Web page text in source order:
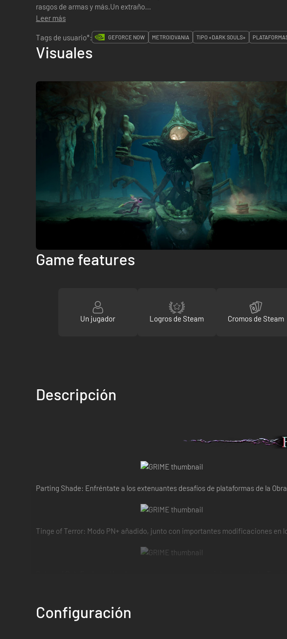
rasgos de armas y más.Un extraño...
Leer más
Tags de usuario*:
GEFORCE NOW METROIDVANIA TIPO «DARK SOULS»
Visuales
Game features
Un jugador Logros de Steam Cromos de Steam
Descripción
Parting Shade: Enfréntate a los extenuantes desafíos de plataformas de la
Tinge of Terror: Modo PN+ añadido, junto con importantes modificaciones
Colors of Rot: Explora el Lecho, una enorme zona nueva interconectada.
Un extraño material se colapsa sobre sí mismo, el mundo se estremece y
Configuración